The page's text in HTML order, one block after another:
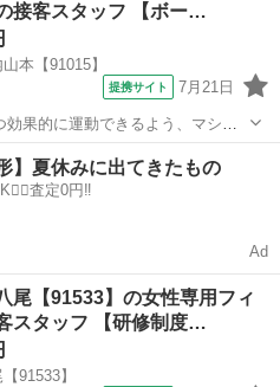
接客スタッフ 【ボー…
本【91015】
提携サイト 7月21日
果的に運動できるよう、マシン
初めての方や苦手な方がほとん
「今日はこの動きを意識しまし
ら、...
】夏休みに出てきたもの
査定0円‼️
Ad
尾【91533】の女性専用フィ
スタッフ 【研修制度…
91533】